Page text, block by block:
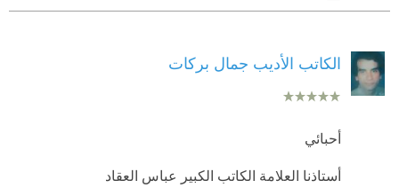
الكاتب الأديب جمال بركات
أحبائي
أستاذنا العلامة الكاتب الكبير عباس العقاد